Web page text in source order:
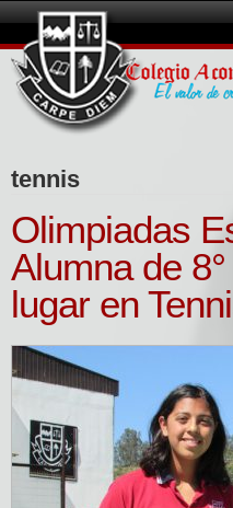
tennis
Olimpiadas
Alumna de
lugar en